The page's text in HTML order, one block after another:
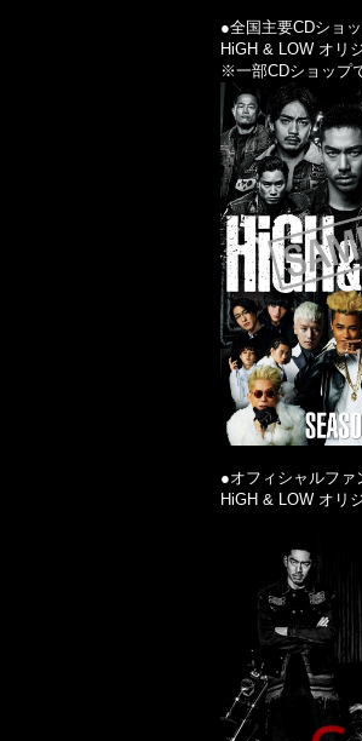
●全国主要CDショ
HiGH & LOW オリ
※一部CDショップ
●オフィシャルファ
HiGH & LOW オリ